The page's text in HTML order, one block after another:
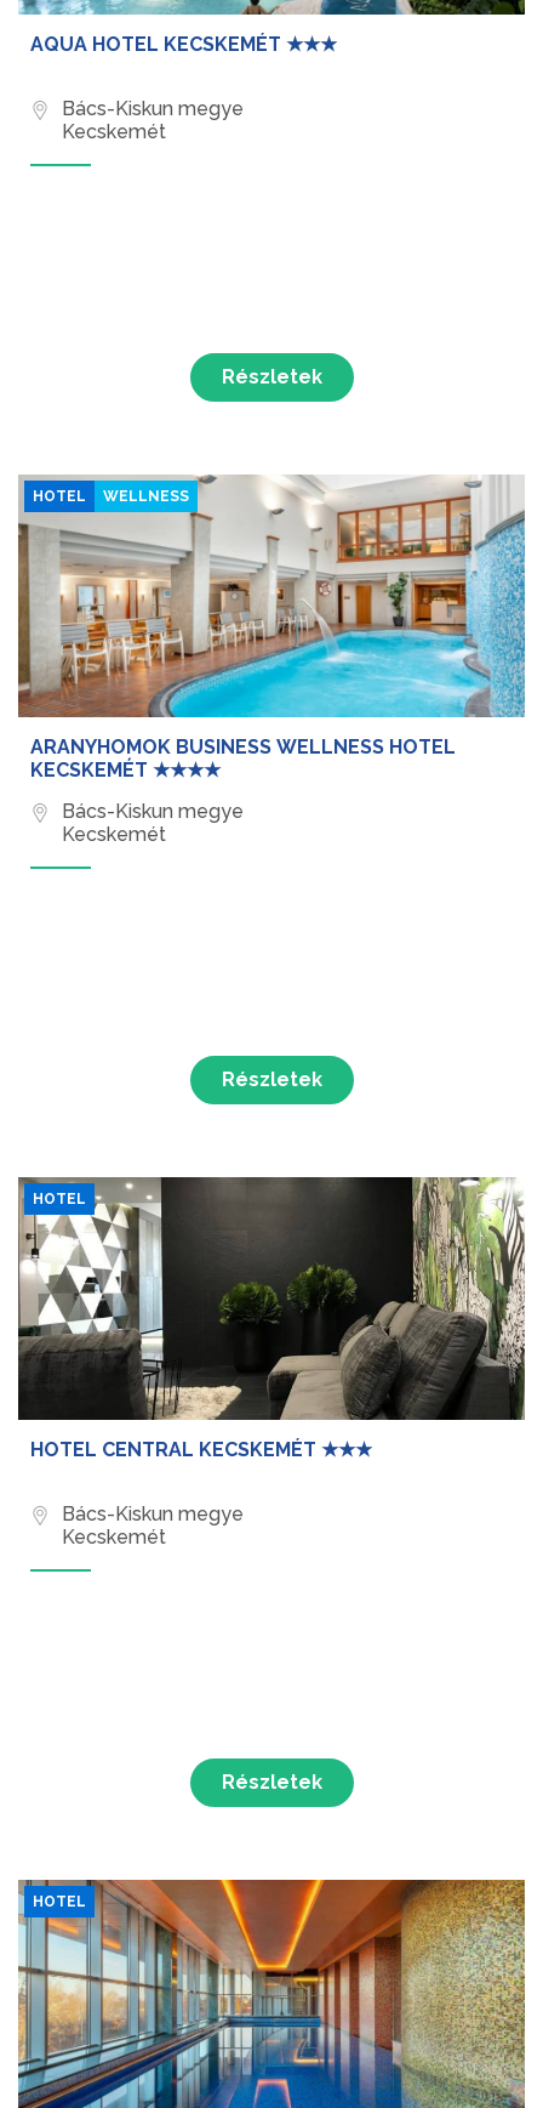
AQUA HOTEL KECSKEMÉT ★★★
Bács-Kiskun megye
Kecskemét
Részletek
HOTEL WELLNESS
ARANYHOMOK BUSINESS WELLNESS HOTEL
KECSKEMÉT ★★★★
Bács-Kiskun megye
Kecskemét
Részletek
HOTEL
HOTEL CENTRAL KECSKEMÉT ★★★
Bács-Kiskun megye
Kecskemét
Részletek
HOTEL